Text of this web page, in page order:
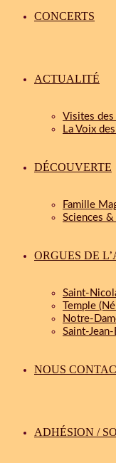
CONCERTS
ACTUALITÉ
Visites des
La Voix
DÉCOUVERTE
Famille
Sciences
ORGUES DE
Saint-
Temple
Notre-
Saint-
NOUS
ADHÉSION /